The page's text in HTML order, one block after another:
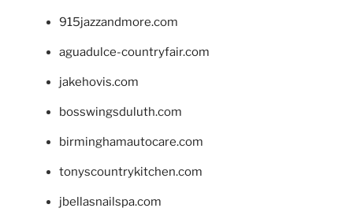
915jazzandmore.com
aguadulce-countryfair.com
jakehovis.com
bosswingsduluth.com
birminghamautocare.com
tonyscountrykitchen.com
jbellasnailspa.com